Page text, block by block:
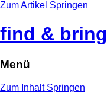
Zum Artikel Springen
find & bring
Menü
Zum Inhalt Springen